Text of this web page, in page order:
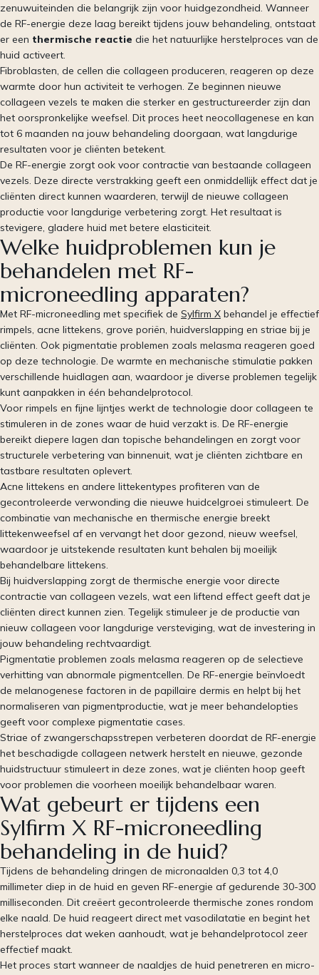
zenuwuiteinden die belangrijk zijn voor huidgezondheid. Wanneer
de RF-energie deze laag bereikt tijdens jouw behandeling, ontstaat
er een thermische reactie die het natuurlijke herstelproces van de
huid activeert.
Fibroblasten, de cellen die collageen produceren, reageren op deze
warmte door hun activiteit te verhogen. Ze beginnen nieuwe
collageen vezels te maken die sterker en gestructureerder zijn dan
het oorspronkelijke weefsel. Dit proces heet neocollagenese en kan
tot 6 maanden na jouw behandeling doorgaan, wat langdurige
resultaten voor je cliënten betekent.
De RF-energie zorgt ook voor contractie van bestaande collageen
vezels. Deze directe verstrakking geeft een onmiddellijk effect dat je
cliënten direct kunnen waarderen, terwijl de nieuwe collageen
productie voor langdurige verbetering zorgt. Het resultaat is
stevigere, gladere huid met betere elasticiteit.
Welke huidproblemen kun je
behandelen met RF-
microneedling apparaten?
Met RF-microneedling met specifiek de Sylfirm X behandel je effectief
rimpels, acne littekens, grove poriën, huidverslapping en striae bij je
cliënten. Ook pigmentatie problemen zoals melasma reageren goed
op deze technologie. De warmte en mechanische stimulatie pakken
verschillende huidlagen aan, waardoor je diverse problemen tegelijk
kunt aanpakken in één behandelprotocol.
Voor rimpels en fijne lijntjes werkt de technologie door collageen te
stimuleren in de zones waar de huid verzakt is. De RF-energie
bereikt diepere lagen dan topische behandelingen en zorgt voor
structurele verbetering van binnenuit, wat je cliënten zichtbare en
tastbare resultaten oplevert.
Acne littekens en andere littekentypes profiteren van de
gecontroleerde verwonding die nieuwe huidcelgroei stimuleert. De
combinatie van mechanische en thermische energie breekt
littekenweefsel af en vervangt het door gezond, nieuw weefsel,
waardoor je uitstekende resultaten kunt behalen bij moeilijk
behandelbare littekens.
Bij huidverslapping zorgt de thermische energie voor directe
contractie van collageen vezels, wat een liftend effect geeft dat je
cliënten direct kunnen zien. Tegelijk stimuleer je de productie van
nieuw collageen voor langdurige versteviging, wat de investering in
jouw behandeling rechtvaardigt.
Pigmentatie problemen zoals melasma reageren op de selectieve
verhitting van abnormale pigmentcellen. De RF-energie beïnvloedt
de melanogenese factoren in de papillaire dermis en helpt bij het
normaliseren van pigmentproductie, wat je meer behandelopties
geeft voor complexe pigmentatie cases.
Striae of zwangerschapsstrepen verbeteren doordat de RF-energie
het beschadigde collageen netwerk herstelt en nieuwe, gezonde
huidstructuur stimuleert in deze zones, wat je cliënten hoop geeft
voor problemen die voorheen moeilijk behandelbaar waren.
Wat gebeurt er tijdens een
Sylfirm X RF-microneedling
behandeling in de huid?
Tijdens de behandeling dringen de micronaalden 0,3 tot 4,0
millimeter diep in de huid en geven RF-energie af gedurende 30-300
milliseconden. Dit creëert gecontroleerde thermische zones rondom
elke naald. De huid reageert direct met vasodilatatie en begint het
herstelproces dat weken aanhoudt, wat je behandelprotocol zeer
effectief maakt.
Het proces start wanneer de naaldjes de huid penetreren en micro-